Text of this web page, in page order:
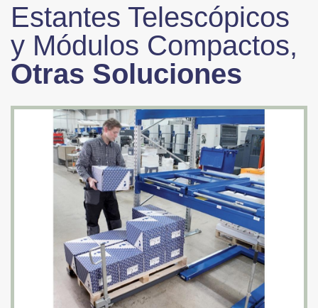
Estantes Telescópicos
y Módulos Compactos,
Otras Soluciones